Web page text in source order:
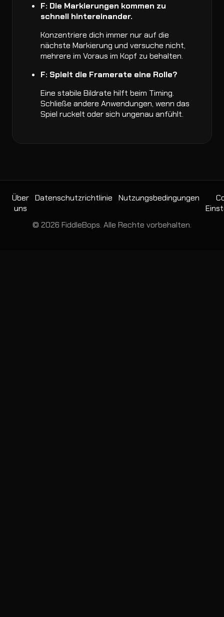
F: Die Markierungen kommen zu
schnell hintereinander.
Konzentriere dich immer nur auf die
nächste Markierung und versuche nicht,
mehrere im Voraus im Kopf zu behalten.
F: Spielt die Framerate eine Rolle?
Eine stabile Bildrate hilft beim Timing.
Schließe andere Anwendungen, wenn das
Spiel ruckelt oder sich ungenau anfühlt.
Über
uns
Datenschutzrichtlinie Nutzungsbedingungen
© 2026 FiddleBops. Alle Rechte vorbehalten.